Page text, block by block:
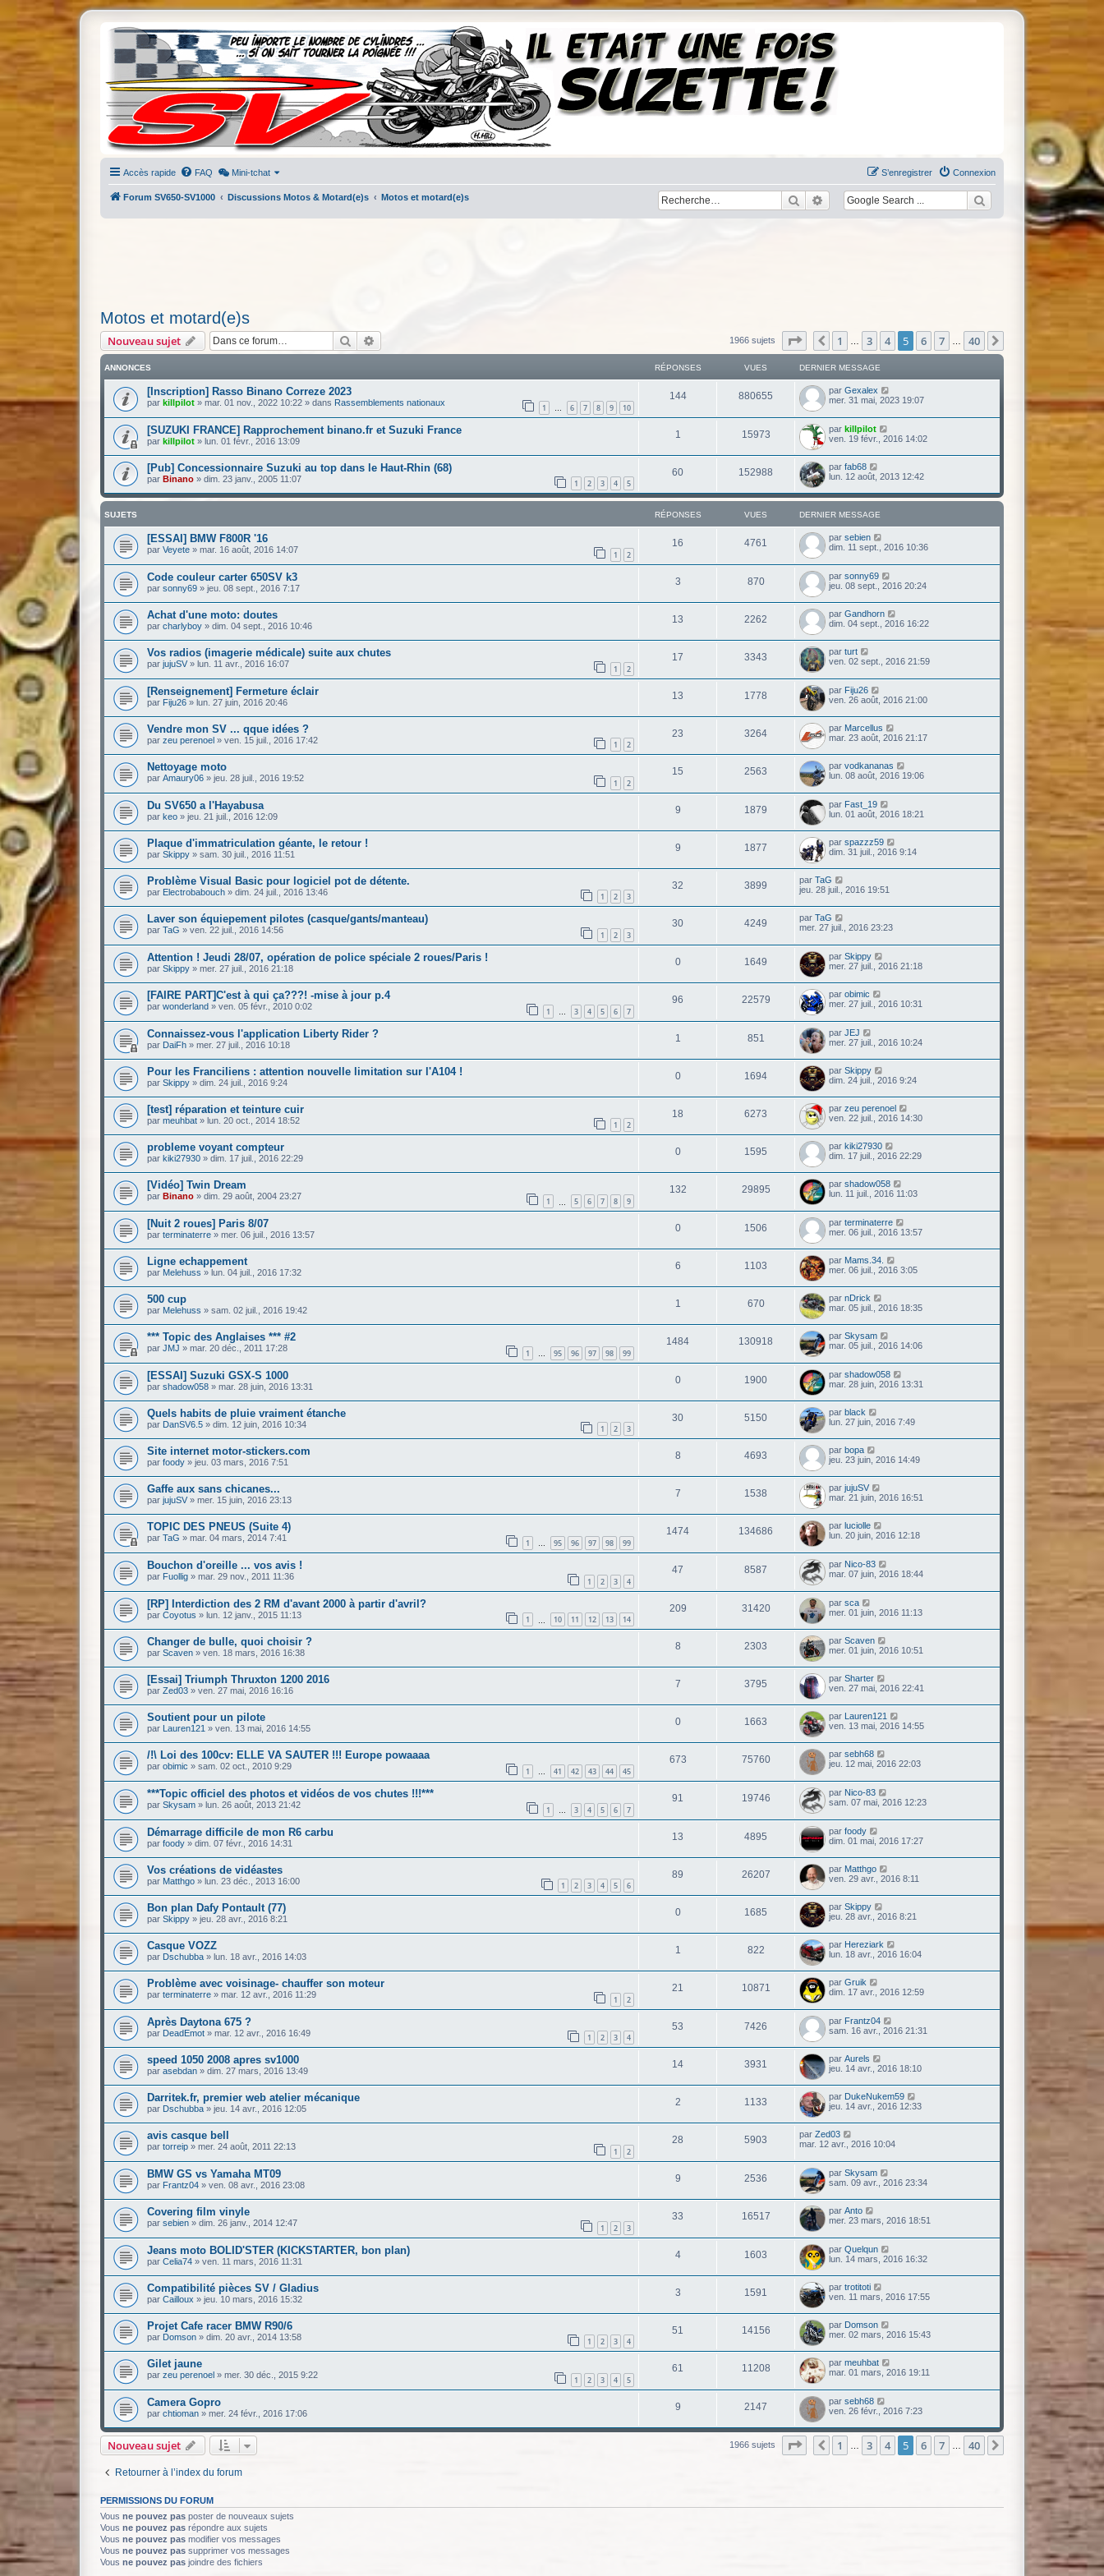
Accès rapide FAQ Mini-tchat Connexion
S’enregistrer
Forum SV650-SV1000 Discussions Motos & Motard(e)s Motos et motard(e)s RechercherRecherche avancée
Motos et motard(e)s
Nouveau sujet Rechercher 1966 sujets Page sur40
Précédente
1 3 4 5 6 7 40
ANNONCES RÉPONSES VUES DERNIER MESSAGE
[Inscription] Rasso Binano Correze 2023
par killpilot » mar. 01 nov., 2022 10:22 » dans Rassemblements nationaux 1 … 6 7 8 9 10
144 880655 par Gexalex
mer. 31 mai, 2023 19:07
[SUZUKI FRANCE] Rapprochement binano.fr et Suzuki France
par killpilot » lun. 01 févr., 2016 13:09
1 15973 par killpilot
ven. 19 févr., 2016 14:02
[Pub] Concessionnaire Suzuki au top dans le Haut-Rhin (68)
par Binano » dim. 23 janv., 2005 11:07 1 2 3 4 5
60 152988 par fab68
lun. 12 août, 2013 12:42
SUJETS RÉPONSES VUES DERNIER MESSAGE
[ESSAI] BMW F800R '16
par Veyete » mar. 16 août, 2016 14:07 1 2
16 4761 par sebien
dim. 11 sept., 2016 10:36
Code couleur carter 650SV k3
par sonny69 » jeu. 08 sept., 2016 7:17
3 870 par sonny69
jeu. 08 sept., 2016 20:24
Achat d'une moto: doutes
par charlyboy » dim. 04 sept., 2016 10:46
13 2262 par Gandhorn
dim. 04 sept., 2016 16:22
Vos radios (imagerie médicale) suite aux chutes
par jujuSV » lun. 11 avr., 2016 16:07 1 2
17 3343 par turt
ven. 02 sept., 2016 21:59
[Renseignement] Fermeture éclair
par Fiju26 » lun. 27 juin, 2016 20:46
13 1778 par Fiju26
ven. 26 août, 2016 21:00
Vendre mon SV ... qque idées ?
par zeu perenoel » ven. 15 juil., 2016 17:42 1 2
23 3264 par Marcellus
mar. 23 août, 2016 21:17
Nettoyage moto
par Amaury06 » jeu. 28 juil., 2016 19:52 1 2
15 2563 par vodkananas
lun. 08 août, 2016 19:06
Du SV650 a l'Hayabusa
par keo » jeu. 21 juil., 2016 12:09
9 1879 par Fast_19
lun. 01 août, 2016 18:21
Plaque d'immatriculation géante, le retour !
par Skippy » sam. 30 juil., 2016 11:51
9 1877 par spazzz59
dim. 31 juil., 2016 9:14
Problème Visual Basic pour logiciel pot de détente.
par Electrobabouch » dim. 24 juil., 2016 13:46 1 2 3
32 3899 par TaG
jeu. 28 juil., 2016 19:51
Laver son équiepement pilotes (casque/gants/manteau)
par TaG » ven. 22 juil., 2016 14:56 1 2 3
30 4249 par TaG
mer. 27 juil., 2016 23:23
Attention ! Jeudi 28/07, opération de police spéciale 2 roues/Paris !
par Skippy » mer. 27 juil., 2016 21:18
0 1649 par Skippy
mer. 27 juil., 2016 21:18
[FAIRE PART]C'est à qui ça???! -mise à jour p.4
par wonderland » ven. 05 févr., 2010 0:02 1 … 3 4 5 6 7
96 22579 par obimic
mer. 27 juil., 2016 10:31
Connaissez-vous l'application Liberty Rider ?
par DaiFh » mer. 27 juil., 2016 10:18
1 851 par JEJ
mer. 27 juil., 2016 10:24
Pour les Franciliens : attention nouvelle limitation sur l'A104 !
par Skippy » dim. 24 juil., 2016 9:24
0 1694 par Skippy
dim. 24 juil., 2016 9:24
[test] réparation et teinture cuir
par meuhbat » lun. 20 oct., 2014 18:52 1 2
18 6273 par zeu perenoel
ven. 22 juil., 2016 14:30
probleme voyant compteur
par kiki27930 » dim. 17 juil., 2016 22:29
0 1595 par kiki27930
dim. 17 juil., 2016 22:29
[Vidéo] Twin Dream
par Binano » dim. 29 août, 2004 23:27 1 5 6 7 8 9
132 29895 par shadow058
lun. 11 juil., 2016 11:03
[Nuit 2 roues] Paris 8/07
par terminaterre » mer. 06 juil., 2016 13:57
0 1506 par terminaterre
mer. 06 juil., 2016 13:57
Ligne echappement
par Melehuss » lun. 04 juil., 2016 17:32
6 1103 par Mams.34.
mer. 06 juil., 2016 3:05
500 cup
par Melehuss » sam. 02 juil., 2016 19:42
1 670 par nDrick
mar. 05 juil., 2016 18:35
*** Topic des Anglaises *** #2
par JMJ » mar. 20 déc., 2011 17:28 1 … 95 96 97 98 99
1484 130918 par Skysam
mar. 05 juil., 2016 14:06
[ESSAI] Suzuki GSX-S 1000
par shadow058 » mar. 28 juin, 2016 13:31
0 1900 par shadow058
mar. 28 juin, 2016 13:31
Quels habits de pluie vraiment étanche
par DanSV6.5 » dim. 12 juin, 2016 10:34 1 2 3
30 5150 par black
lun. 27 juin, 2016 7:49
Site internet motor-stickers.com
par foody » jeu. 03 mars, 2016 7:51
8 4693 par bopa
jeu. 23 juin, 2016 14:49
Gaffe aux sans chicanes...
par jujuSV » mer. 15 juin, 2016 23:13
7 1538 par jujuSV
mar. 21 juin, 2016 16:51
TOPIC DES PNEUS (Suite 4)
par TaG » mar. 04 mars, 2014 7:41 1 … 95 96 97 98 99
1474 134686 par luciolle
lun. 20 juin, 2016 12:18
Bouchon d'oreille ... vos avis !
par Fuollig » mar. 29 nov., 2011 11:36 1 2 3 4
47 8587 par Nico-83
mar. 07 juin, 2016 18:44
[RP] Interdiction des 2 RM d'avant 2000 à partir d'avril?
par Coyotus » lun. 12 janv., 2015 11:13 1 10 11 12 13 14
209 31420 par sca
mer. 01 juin, 2016 11:13
Changer de bulle, quoi choisir ?
par Scaven » ven. 18 mars, 2016 16:38
8 2303 par Scaven
mer. 01 juin, 2016 10:51
[Essai] Triumph Thruxton 1200 2016
par Zed03 » ven. 27 mai, 2016 16:16
7 3795 par Sharter
ven. 27 mai, 2016 22:41
Soutient pour un pilote
par Lauren121 » ven. 13 mai, 2016 14:55
0 1663 par
Lauren121
ven. 13 mai, 2016 14:55
/!\ Loi des 100cv: ELLE VA SAUTER !!! Europe powaaaa
par obimic » sam. 02 oct., 2010 9:29 1 … 41 42 43 44 45
673 75760 par sebh68
jeu. 12 mai, 2016 22:03
***Topic officiel des photos et vidéos de vos chutes !!!***
par Skysam » lun. 26 août, 2013 21:42 1 3 4 5 6 7
91 19746 par Nico-83
sam. 07 mai, 2016 12:23
Démarrage difficile de mon R6 carbu
par foody » dim. 07 févr., 2016 14:31
13 4895 par foody
dim. 01 mai, 2016 17:27
Vos créations de vidéastes
par Matthgo » lun. 23 déc., 2013 16:00 1 2 3 4 5 6
89 26207 par Matthgo
ven. 29 avr., 2016 8:11
Bon plan Dafy Pontault (77)
par Skippy » jeu. 28 avr., 2016 8:21
0 1685 par Skippy
jeu. 28 avr., 2016 8:21
Casque VOZZ
par Dschubba » lun. 18 avr., 2016 14:03
1 822 par Hereziark
lun. 18 avr., 2016 16:04
Problème avec voisinage- chauffer son moteur
par terminaterre » mar. 12 avr., 2016 11:29 1 2
21 10871 par Gruik
dim. 17 avr., 2016 12:59
Après Daytona 675 ?
par DeadEmot » mar. 12 avr., 2016 16:49 1 2 3 4
53 7426 par Frantz04
sam. 16 avr., 2016 21:31
speed 1050 2008 apres sv1000
par asebdan » dim. 27 mars, 2016 13:49
14 3931 par Aurels
jeu. 14 avr., 2016 18:10
Darritek.fr, premier web atelier mécanique
par Dschubba » jeu. 14 avr., 2016 12:05
2 1133 par DukeNukem59
jeu. 14 avr., 2016 12:33
avis casque bell
par torreip » mer. 24 août, 2011 22:13 1 2
28 5903 par Zed03
mar. 12 avr., 2016 10:04
BMW GS vs Yamaha MT09
par Frantz04 » ven. 08 avr., 2016 23:08
9 2536 par Skysam
sam. 09 avr., 2016 23:34
Covering film vinyle
par sebien » dim. 26 janv., 2014 12:47 1 2 3
33 16517 par Anto
mer. 23 mars, 2016 18:51
Jeans moto BOLID'STER (KICKSTARTER, bon plan)
par Celia74 » ven. 11 mars, 2016 11:31
4 1603 par Quelqun
lun. 14 mars, 2016 16:32
Compatibilité pièces SV / Gladius
par Cailloux » jeu. 10 mars, 2016 15:32
3 1591 par trotitoti
ven. 11 mars, 2016 17:55
Projet Cafe racer BMW R90/6
par Domson » dim. 20 avr., 2014 13:58 1 2 3 4
51 14156 par Domson
mer. 02 mars, 2016 15:43
Gilet jaune
par zeu perenoel » mer. 30 déc., 2015 9:22 1 2 3 4 5
61 11208 par meuhbat
mar. 01 mars, 2016 19:11
Camera Gopro
par chtioman » mer. 24 févr., 2016 17:06
9 2147 par sebh68
ven. 26 févr., 2016 7:23
Nouveau sujet 1966 sujets Page sur40
Précédente
1 3 4 5 6 7 40 Suivante
Retourner à l’index du forum
PERMISSIONS DU FORUM
Vous ne pouvez pas poster de nouveaux sujets
Vous ne pouvez pas répondre aux sujets
Vous ne pouvez pas modifier vos messages
Vous ne pouvez pas supprimer vos messages
Vous ne pouvez pas joindre des fichiers